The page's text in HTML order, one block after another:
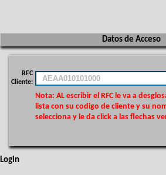
Datos de Acceso
RFC
Cliente:
Nota: AL escribir el RFC le va a
lista con su codigo de cliente y su
selecciona y le da click a las flechas
Login